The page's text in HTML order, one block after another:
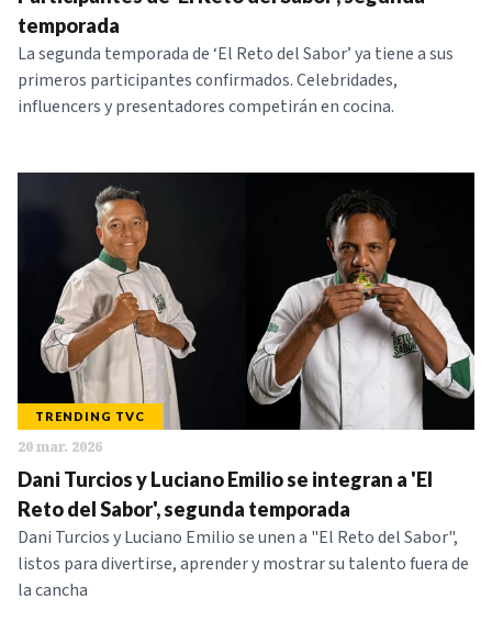
SERIES
temporada
La segunda temporada de ‘El Reto del Sabor’ ya tiene a sus
primeros participantes confirmados. Celebridades,
influencers y presentadores competirán en cocina.
TRENDING TVC
20 mar. 2026
Dani Turcios y Luciano Emilio se integran a 'El
Reto del Sabor', segunda temporada
Dani Turcios y Luciano Emilio se unen a "El Reto del Sabor",
listos para divertirse, aprender y mostrar su talento fuera de
la cancha